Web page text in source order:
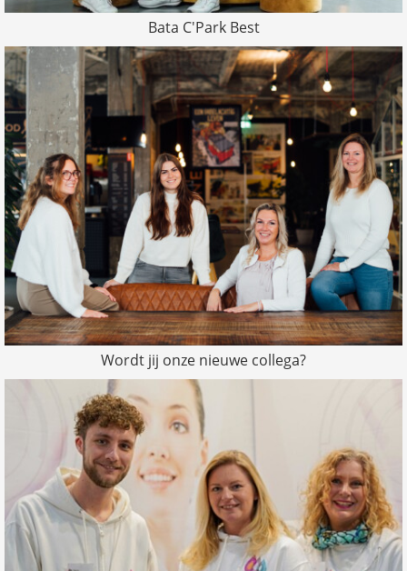
Bata C'Park Best
Wordt jij onze nieuwe collega?